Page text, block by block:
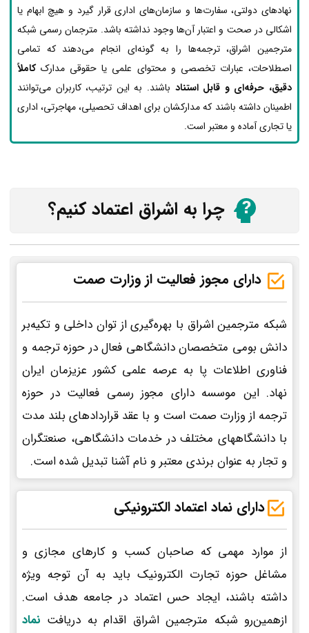
نهادهای دولتی، سفارت‌ها و سازمان‌های اداری قرار گیرد و هیچ ابهام یا
اشکالی در صحت و اعتبار آن‌ها وجود نداشته باشد. مترجمان رسمی شبکه
مترجمین اشراق، ترجمه‌ها را به گونه‌ای انجام می‌دهند که تمامی
اصطلاحات، عبارات تخصصی و محتوای علمی یا حقوقی مدارککاملاً
دقیق، حرفه‌ای و قابل استناد باشند. به این ترتیب، کاربران می‌توانند
اطمینان داشته باشند که مدارکشان برای اهداف تحصیلی، مهاجرتی، اداری
یا تجاری آماده و معتبر است.
چرا به اشراق اعتماد کنیم؟
دارای مجوز فعالیت از وزارت صمت
شبکه مترجمین اشراق با بهره‌گیری از توان داخلی و تکیه‌بر
دانش بومی متخصصان دانشگاهی فعال در حوزه ترجمه و
فناوری اطلاعات پا به عرصه علمی کشور عزیزمان ایران
نهاد. این موسسه دارای مجوز رسمی فعالیت در حوزه
ترجمه از وزارت صمت است و با عقد قراردادهای بلند مدت
با دانشگاههای مختلف در خدمات دانشگاهی، صنعتگران
و تجار به عنوان برندی معتبر و نام آشنا تبدیل شده است.
دارای نماد اعتماد الکترونیکی
از موارد مهمی که صاحبان کسب و کارهای مجازی و
مشاغل حوزه تجارت الکترونیک باید به آن توجه ویژه
داشته باشند، ایجاد حس اعتماد در جامعه هدف است.
ازهمین‌رو شبکه مترجمین اشراق اقدام به دریافت نماد